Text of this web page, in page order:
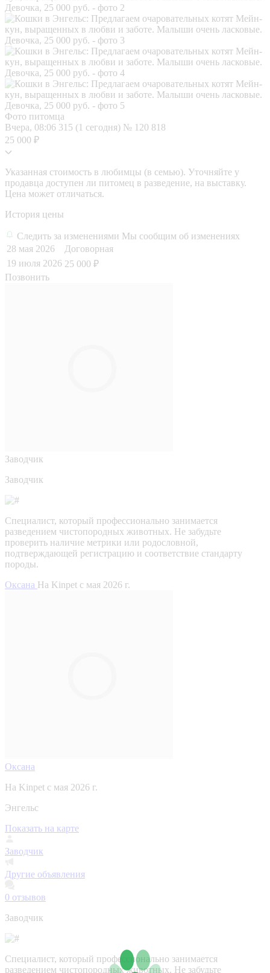
Фото питомца
Вчера, 08:06 315 (1 сегодня) № 120 818
25 000 ₽
Указанная стоимость в любимцы (в семью). Уточняйте у
продавца доступен ли питомец в разведение, на выставку.
Цена может отличаться.
История цены
Следить за изменениями Мы сообщим об изменениях
28 мая 2026
Договорная
19 июля 2026 25 000 ₽
Позвонить
Заводчик
Заводчик
Специалист, который профессионально занимается
разведением чистопородных животных. Не забудьте
проверить наличие метрики или родословной,
подтверждающей регистрацию и соответствие стандарту
породы.
Оксана На Kinpet c мая 2026 г.
Оксана
На Kinpet c мая 2026 г.
Энгельс
Показать на карте
Заводчик
Другие объявления
0 отзывов
Заводчик
Специалист, который профессионально занимается
разведением чистопородных животных. Не забудьте